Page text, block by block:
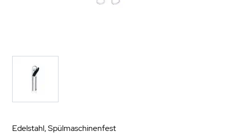
Edelstahl, Spülmaschinenfest